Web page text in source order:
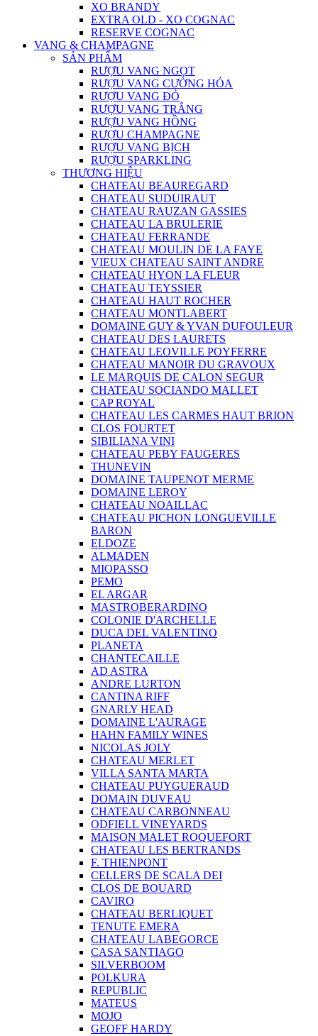
XO BRANDY
EXTRA OLD - XO COGNAC
RESERVE COGNAC
VANG & CHAMPAGNE
SẢN PHẨM
RƯỢU VANG NGỌT
RƯỢU VANG CƯỜNG HÓA
RƯỢU VANG ĐỎ
RƯỢU VANG TRẮNG
RƯỢU VANG HỒNG
RƯỢU CHAMPAGNE
RƯỢU VANG BỊCH
RƯỢU SPARKLING
THƯƠNG HIỆU
CHATEAU BEAUREGARD
CHATEAU SUDUIRAUT
CHATEAU RAUZAN GASSIES
CHATEAU LA BRULERIE
CHATEAU FERRANDE
CHATEAU MOULIN DE LA FAYE
VIEUX CHATEAU SAINT ANDRE
CHATEAU HYON LA FLEUR
CHATEAU TEYSSIER
CHATEAU HAUT ROCHER
CHATEAU MONTLABERT
DOMAINE GUY & YVAN DUFOULEUR
CHATEAU DES LAURETS
CHATEAU LEOVILLE POYFERRE
CHATEAU MANOIR DU GRAVOUX
LE MARQUIS DE CALON SEGUR
CHATEAU SOCIANDO MALLET
CAP ROYAL
CHATEAU LES CARMES HAUT BRION
CLOS FOURTET
SIBILIANA VINI
CHATEAU PEBY FAUGERES
THUNEVIN
DOMAINE TAUPENOT MERME
DOMAINE LEROY
CHATEAU NOAILLAC
CHATEAU PICHON LONGUEVILLE
BARON
ELDOZE
ALMADEN
MIOPASSO
PEMO
EL ARGAR
MASTROBERARDINO
COLONIE D'ARCHELLE
DUCA DEL VALENTINO
PLANETA
CHANTECAILLE
AD ASTRA
ANDRE LURTON
CANTINA RIFF
GNARLY HEAD
DOMAINE L'AURAGE
HAHN FAMILY WINES
NICOLAS JOLY
CHATEAU MERLET
VILLA SANTA MARTA
CHATEAU PUYGUERAUD
DOMAIN DUVEAU
CHATEAU CARBONNEAU
ODFIELL VINEYARDS
MAISON MALET ROQUEFORT
CHATEAU LES BERTRANDS
F. THIENPONT
CELLERS DE SCALA DEI
CLOS DE BOUARD
CAVIRO
CHATEAU BERLIQUET
TENUTE EMERA
CHATEAU LABEGORCE
CASA SANTIAGO
SILVERBOOM
POLKURA
REPUBLIC
MATEUS
MOJO
GEOFF HARDY